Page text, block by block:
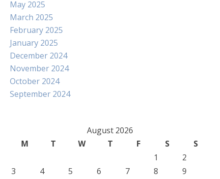
May 2025
March 2025
February 2025
January 2025
December 2024
November 2024
October 2024
September 2024
August 2026
M
T W T F S
S
1
2
3
4 5 6 7 8
9